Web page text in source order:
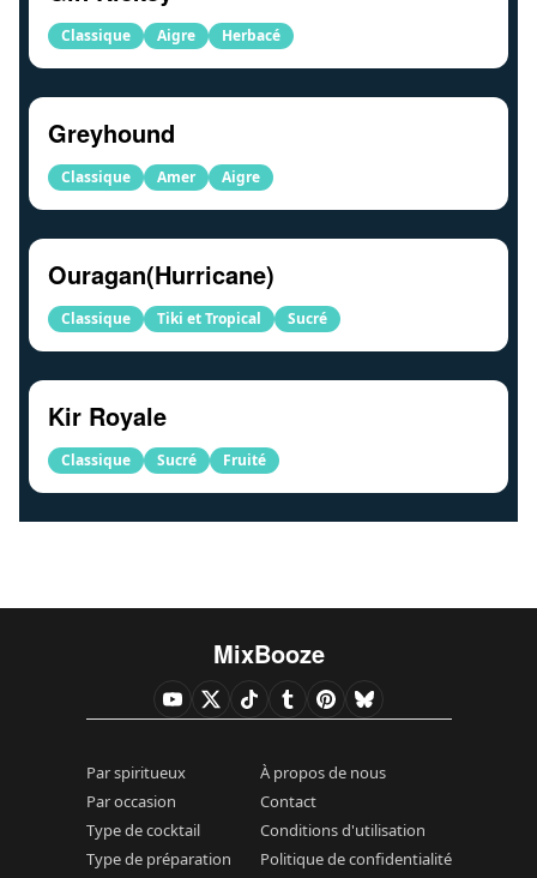
Classique Aigre Herbacé
Greyhound
Classique Amer Aigre
Ouragan(Hurricane)
Classique Tiki et Tropical Sucré
Kir Royale
Classique Sucré Fruité
MixBooze
Par spiritueux
Par occasion
Type de cocktail
Type de préparation
À propos de nous
Contact
Conditions d'utilisation
Politique de confidentialité